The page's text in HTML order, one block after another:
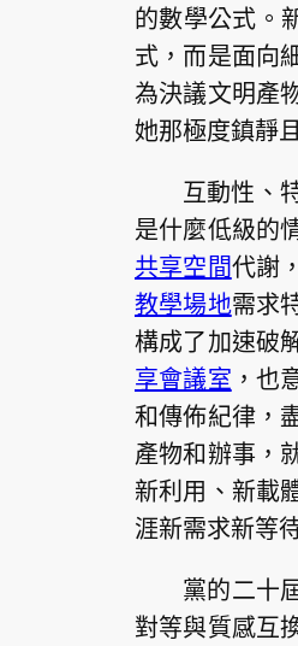
的數學公式。
式，而是面向
為決議文明產
她那極度鎮靜
互動性、
是什麼低級的
共享空間代謝
教學場地需求
構成了加速破
享會議室 ，也
和傳佈紀律，
產物和辦事，
新利用、新載
涯新需求新等
黨的二十
對等與質感互